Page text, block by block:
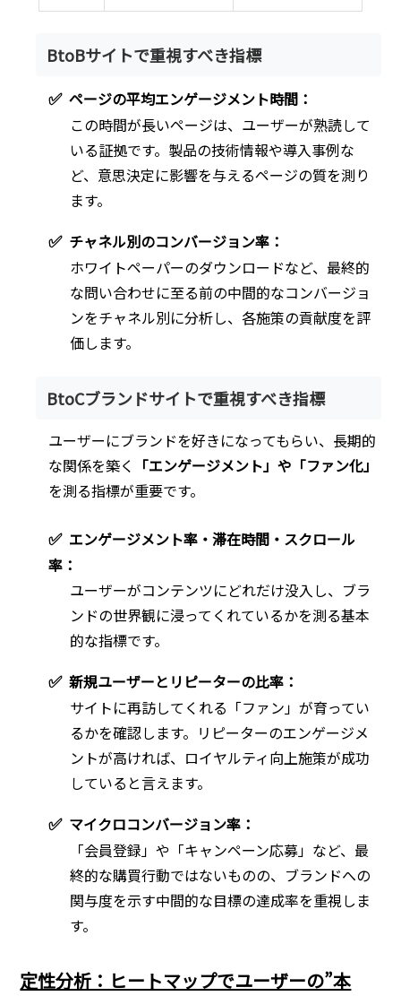
BtoBサイトで重視すべき指標
✅ ページの平均エンゲージメント時間：
この時間が長いページは、ユーザーが熟読して
いる証拠です。製品の技術情報や導入事例な
ど、意思決定に影響を与えるページの質を測り
ます。
✅ チャネル別のコンバージョン率：
ホワイトペーパーのダウンロードなど、最終的
な問い合わせに至る前の中間的なコンバージョ
ンをチャネル別に分析し、各施策の貢献度を評
価します。
BtoCブランドサイトで重視すべき指標
ユーザーにブランドを好きになってもらい、長期的
な関係を築く 「エンゲージメント」や「ファン化」
を測る指標が重要です。
✅ エンゲージメント率・滞在時間・スクロール
率：
ユーザーがコンテンツにどれだけ没入し、ブラ
ンドの世界観に浸ってくれているかを測る基本
的な指標です。
✅ 新規ユーザーとリピーターの比率：
サイトに再訪してくれる「ファン」が育ってい
るかを確認します。リピーターのエンゲージメ
ントが高ければ、ロイヤルティ向上施策が成功
していると言えます。
✅ マイクロコンバージョン率：
「会員登録」や「キャンペーン応募」など、最
終的な購買行動ではないものの、ブランドへの
関与度を示す中間的な目標の達成率を重視しま
す。
定性分析：ヒートマップでユーザーの”本